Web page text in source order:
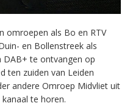
omroepen als Bo en RTV
en Bollenstreek als
DAB+ te ontvangen op
ten zuiden van Leiden
andere Omroep Midvliet uit
te horen.